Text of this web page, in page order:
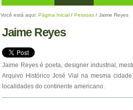
Você está aqui: Página Inicial / Pessoas / Jaime Reyes
Jaime Reyes
Jaime Reyes é poeta, designer industrial,
Arquivo Histórico José Vial na mesma
localidades do continente americano.